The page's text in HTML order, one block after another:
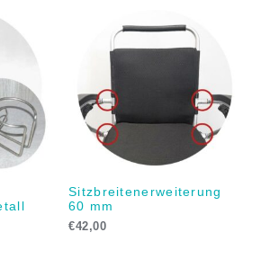
Sitzbreitenerweiterung
60 mm
€42,00